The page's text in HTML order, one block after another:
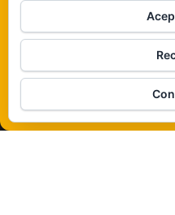
De
Veámos
Funciona gracias a